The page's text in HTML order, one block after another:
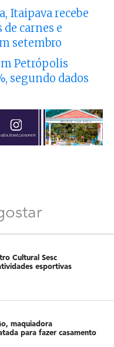
Itaipava recebe
carnes e
setembro
Petrópolis
segundo dados
Cultural Sesc
esportivas
maquiadora
para fazer casamento